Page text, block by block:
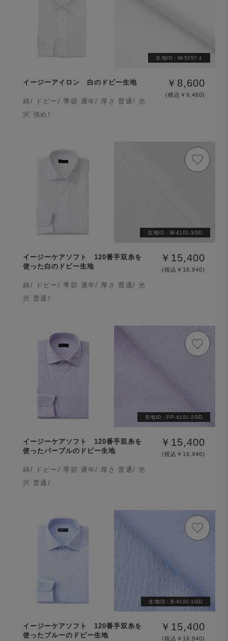
生地ID : W-5557-1
イージーアイロン 白のドビー生地
綿/ ドビー/ 季節 通年/ 厚さ 普通/ 光
沢 強め/
￥8,600
(税込￥9,460)
生地ID : W-4101-3GD
イージーケアソフト 120番手双糸を
使った白のドビー生地
綿/ ドビー/ 季節 通年/ 厚さ 普通/ 光
沢 普通/
￥15,400
(税込￥16,940)
生地ID : PP-4101-2GD
イージーケアソフト 120番手双糸を
使ったパープルのドビー生地
綿/ ドビー/ 季節 通年/ 厚さ 普通/ 光
沢 普通/
￥15,400
(税込￥16,940)
生地ID : B-4101-1GD
イージーケアソフト 120番手双糸を
使ったブルーのドビー生地
￥15,400
(税込￥16,940)